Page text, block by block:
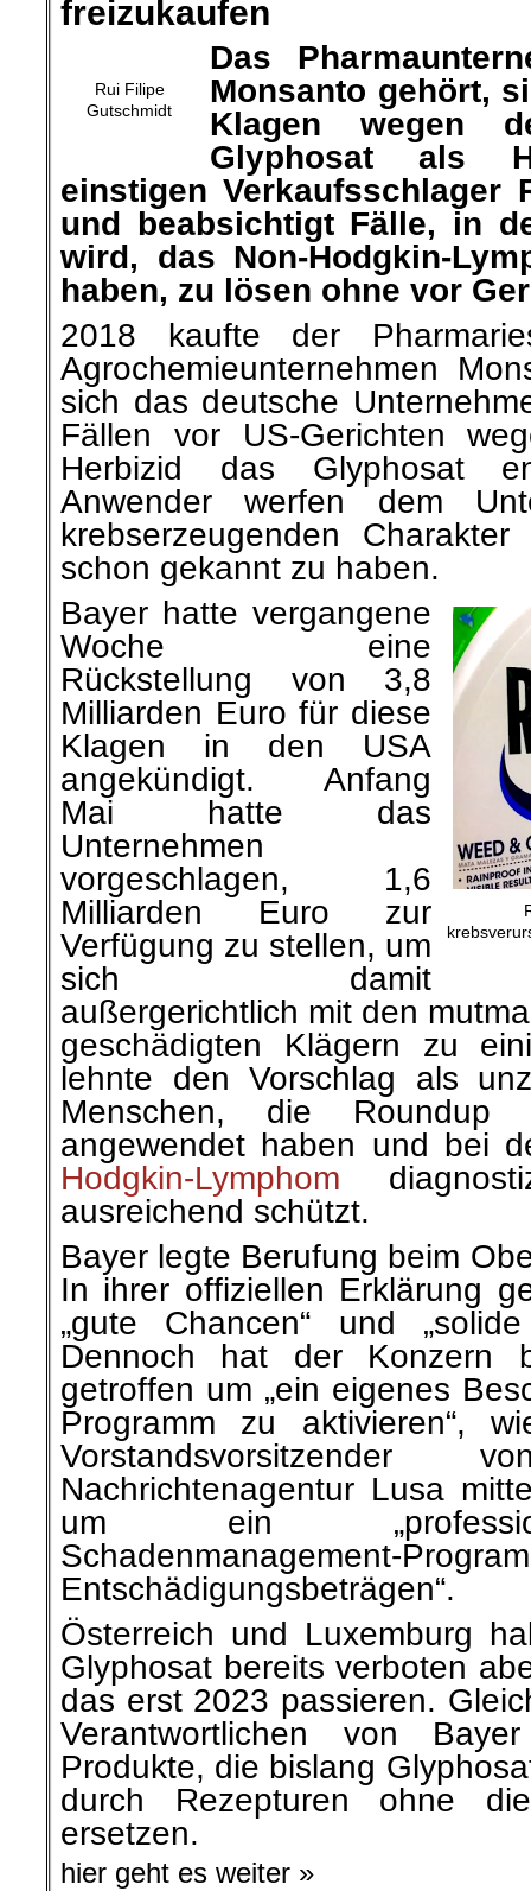
freizukaufen
Rui Filipe
Gutschmidt
Das
Monsanto gehört,
Klagen wegen
Glyphosat als
einstigen Verkaufsschlager
und beabsichtigt Fälle, in
wird, das Non-Hodgkin-
haben, zu lösen ohne vor
2018 kaufte der
Agrochemieunternehmen
sich das deutsche
Fällen vor US-Gerichten
Herbizid das Glyphosat
Anwender werfen dem
krebserzeugenden
schon gekannt zu haben.
Bayer hatte vergangene
Woche eine
Rückstellung von 3,8
Milliarden Euro für diese
Klagen in den USA
angekündigt. Anfang
Mai hatte das
Unternehmen
vorgeschlagen, 1,6
Milliarden Euro zur
Verfügung zu stellen, um
sich damit
außergerichtlich mit den
geschädigten Klägern zu
lehnte den Vorschlag als
Menschen, die
angewendet haben und bei
Hodgkin-Lymphom
ausreichend schützt.
Bayer legte Berufung beim
In ihrer offiziellen Erklärung
„gute Chancen“ und
Dennoch hat der Konzern
getroffen um „ein eigenes
Programm zu aktivieren“,
Nachrichtenagentur Lusa
um ein
Schadenmanagement-
Entschädigungsbeträgen“.
Österreich und Luxemburg
Glyphosat bereits verboten
das erst 2023 passieren.
Verantwortlichen von
Produkte, die bislang
durch Rezepturen ohne
ersetzen.
hier geht es weiter »